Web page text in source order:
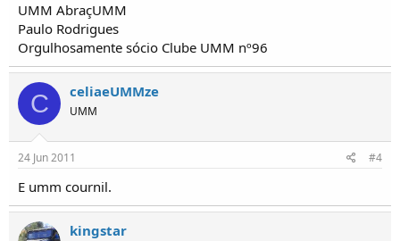
UMM AbraçUMM
Paulo Rodrigues
Orgulhosamente sócio Clube UMM nº96
C celiaeUMMze
UMM
24 Jun 2011 #4
E umm cournil.
kingstar